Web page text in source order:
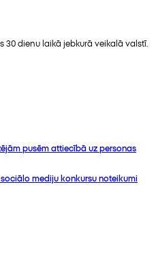
30 dienu laikā jebkurā veikalā valstī.
pusēm attiecībā uz personas
mediju konkursu noteikumi